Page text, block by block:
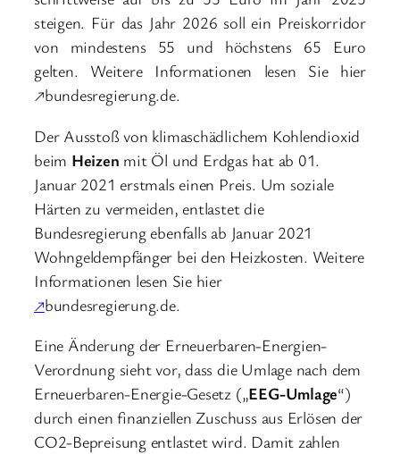
steigen. Für das Jahr 2026 soll ein Preiskorridor
von mindestens 55 und höchstens 65 Euro
gelten. Weitere Informationen lesen Sie hier
↗bundesregierung.de.
Der Ausstoß von klimaschädlichem Kohlendioxid
beim Heizen mit Öl und Erdgas hat ab 01.
Januar 2021 erstmals einen Preis. Um soziale
Härten zu vermeiden, entlastet die
Bundesregierung ebenfalls ab Januar 2021
Wohngeldempfänger bei den Heizkosten. Weitere
Informationen lesen Sie hier
↗bundesregierung.de.
Eine Änderung der Erneuerbaren-Energien-
Verordnung sieht vor, dass die Umlage nach dem
Erneuerbaren-Energie-Gesetz („EEG-Umlage“)
durch einen finanziellen Zuschuss aus Erlösen der
CO2-Bepreisung entlastet wird. Damit zahlen